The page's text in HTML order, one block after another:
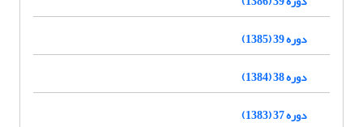
دوره 39 (1385)
دوره 38 (1384)
دوره 37 (1383)